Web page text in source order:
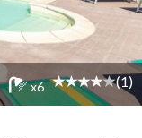
x6 (1)